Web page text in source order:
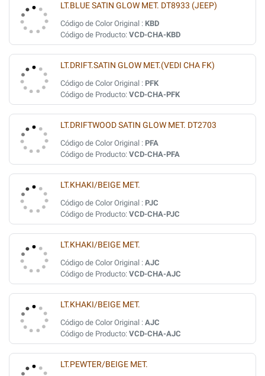
LT.BLUE SATIN GLOW MET. DT8933 (JEEP)
Código de Color Original : KBD
Código de Producto: VCD-CHA-KBD
LT.DRIFT.SATIN GLOW MET.(VEDI CHA FK)
Código de Color Original : PFK
Código de Producto: VCD-CHA-PFK
LT.DRIFTWOOD SATIN GLOW MET. DT2703
Código de Color Original : PFA
Código de Producto: VCD-CHA-PFA
LT.KHAKI/BEIGE MET.
Código de Color Original : PJC
Código de Producto: VCD-CHA-PJC
LT.KHAKI/BEIGE MET.
Código de Color Original : AJC
Código de Producto: VCD-CHA-AJC
LT.KHAKI/BEIGE MET.
Código de Color Original : AJC
Código de Producto: VCD-CHA-AJC
LT.PEWTER/BEIGE MET.